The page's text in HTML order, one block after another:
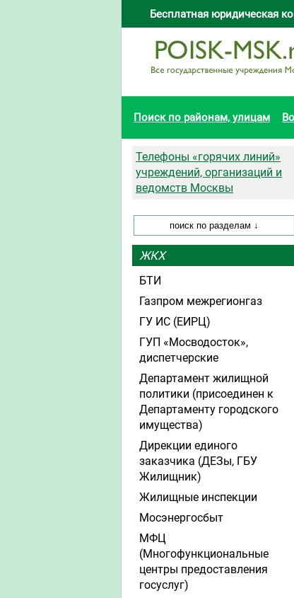
Бесплатная юридическая
Поиск по районам, улицам
Телефоны «горячих линий»
учреждений, организаций и
ведомств Москвы
ЖКХ
БТИ
Газпром межрегионгаз
ГУ ИС (ЕИРЦ)
ГУП «Мосводосток»,
диспетчерские
Департамент жилищной
политики (присоединен к
Департаменту городского
имущества)
Дирекции единого
заказчика (ДЕЗы, ГБУ
Жилищник)
Жилищные инспекции
Мосэнергосбыт
МФЦ
(Многофункциональные
центры предоставления
госуслуг)